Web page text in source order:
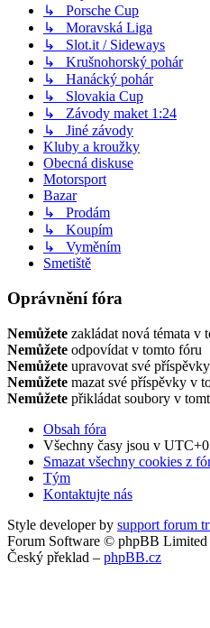
↳ Porsche Cup
↳ Moravská Liga
↳ Slot.it / Sideways
↳ Krušnohorský pohár
↳ Hanácký pohár
↳ Slovakia Cup
↳ Závody maket 1:24
↳ Jiné závody
Kluby a kroužky
Obecná diskuse
Motorsport
Bazar
↳ Prodám
↳ Koupím
↳ Vyměním
Smetiště
Oprávnění fóra
Nemůžete zakládat nová témata v
Nemůžete odpovídat v tomto fóru
Nemůžete upravovat své
Nemůžete mazat své příspěvky v
Nemůžete přikládat soubory v
Obsah fóra
Všechny časy jsou v
Smazat všechny cookies z
Tým
Kontaktujte nás
Style developer by support forum
Forum Software © phpBB Limited
Český překlad – phpBB.cz